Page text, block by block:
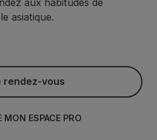
asiatique.
rendez-vous
MON ESPACE PRO